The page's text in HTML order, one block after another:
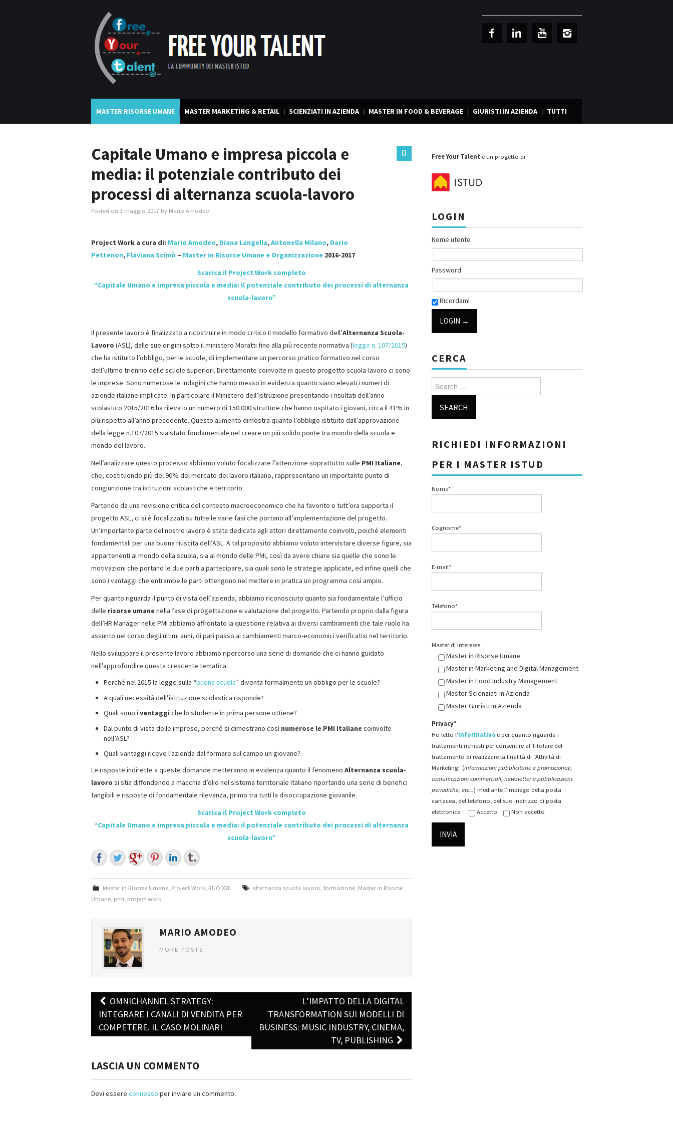
MASTER RISORSE UMANE MASTER MARKETING & RETAIL SCIENZIATI IN AZIENDA MASTER IN FOOD & BEVERAGE GIURISTI IN AZIENDA TUTTI
0
Capitale Umano e impresa piccola e
media: il potenziale contributo dei
processi di alternanza scuola-lavoro
Posted on 3 maggio 2017 by Mario Amodeo
Project Work a cura di: Mario Amodeo, Diana Langella,Antonella Milano, Dario
Pettenon, Flaviana Scimò – Master in Risorse Umane e Organizzazione 2016-2017
Scarica il Project Work completo
“Capitale Umano e impresa piccola e media: il potenziale contributo dei processi di alternanza
scuola-lavoro”
Il presente lavoro è finalizzato a ricostruire in modo critico il modello formativo dell’Alternanza Scuola-
Lavoro (ASL), dalle sue origini sotto il ministero Moratti fino alla più recente normativa (legge n. 107/2015)
che ha istituito l’obbligo, per le scuole, di implementare un percorso pratico formativo nel corso
dell’ultimo triennio delle scuole superiori. Direttamente coinvolte in questo progetto scuola-lavoro ci sono
le imprese. Sono numerose le indagini che hanno messo in evidenza quanto siano elevati i numeri di
aziende italiane implicate. In particolare il Ministero dell’Istruzione presentando i risultati dell’anno
scolastico 2015/2016 ha rilevato un numero di 150.000 strutture che hanno ospitato i giovani, circa il 41% in
più rispetto all’anno precedente. Questo aumento dimostra quanto l’obbligo istituito dall’approvazione
della legge n.107/2015 sia stato fondamentale nel creare un più solido ponte tra mondo della scuola e
mondo del lavoro.
Nell’analizzare questo processo abbiamo voluto focalizzare l’attenzione soprattutto sulle PMI Italiane,
che, costituendo più del 90% del mercato del lavoro italiano, rappresentano un importante punto di
congiunzione tra istituzioni scolastiche e territorio.
Partendo da una revisione critica del contesto macroeconomico che ha favorito e tutt’ora supporta il
progetto ASL, ci si è focalizzati su tutte le varie fasi che portano all’implementazione del progetto.
Un’importante parte del nostro lavoro è stata dedicata agli attori direttamente coinvolti, poiché elementi
fondamentali per una buona riuscita dell’ASL. A tal proposito abbiamo voluto intervistare diverse figure, sia
appartenenti al mondo della scuola, sia al mondo delle PMI, così da avere chiare sia quelle che sono le
motivazioni che portano le due parti a partecipare, sia quali sono le strategie applicate, ed infine quelli che
sono i vantaggi che entrambe le parti ottengono nel mettere in pratica un programma così ampio.
Per quanto riguarda il punto di vista dell’azienda, abbiamo riconosciuto quanto sia fondamentale l’ufficio
delle risorse umane nella fase di progettazione e valutazione del progetto. Partendo proprio dalla figura
dell’HR Manager nelle PMI abbiamo affrontato la questione relativa ai diversi cambiamenti che tale ruolo ha
assunto nel corso degli ultimi anni, di pari passo ai cambiamenti marco-economici verificatisi nel territorio.
Nello sviluppare il presente lavoro abbiamo ripercorso una serie di domande che ci hanno guidato
nell’approfondire questa crescente tematica:
Perché nel 2015 la legge sulla “buona scuola” diventa formalmente un obbligo per le scuole?
A quali necessità dell’istituzione scolastica risponde?
Quali sono i vantaggi che lo studente in prima persone ottiene?
Dal punto di vista delle imprese, perché si dimostrano così numerose le PMI Italiane coinvolte
nell’ASL?
Quali vantaggi riceve l’azienda dal formare sul campo un giovane?
Le risposte indirette a queste domande metteranno in evidenza quanto il fenomeno Alternanza scuola-
lavoro si stia diffondendo a macchia d’olio nel sistema territoriale Italiano riportando una serie di benefici
tangibili e risposte di fondamentale rilevanza, primo tra tutti la disoccupazione giovanile.
Scarica il Project Work completo
“Capitale Umano e impresa piccola e media: il potenziale contributo dei processi di alternanza
scuola-lavoro”
Master in Risorse Umane Project Work RUO XXII alternanza scuola lavoro ,formazione Master in Risorse
Umane pmi project work
MARIO AMODEO
MORE POSTS
Post navigation
OMNICHANNEL STRATEGY:
INTEGRARE I CANALI DI VENDITA PER
COMPETERE. IL CASO MOLINARI
L’IMPATTO DELLA DIGITAL
TRANSFORMATION SUI MODELLI DI
BUSINESS: MUSIC INDUSTRY, CINEMA,
TV, PUBLISHING
LASCIA UN COMMENTO
Devi essere connesso per inviare un commento.
Free Your Talent è un progetto di
LOGIN
Nome utente
Password
Ricordami
CERCA
Search for:
RICHIEDI INFORMAZIONI
PER I MASTER ISTUD
Nome*
Cognome*
E-mail*
Telefono*
Master di interesse:
Master in Risorse Umane
Master in Marketing and Digital Management
Master in Food Industry Management
Master Scienziati in Azienda
Master Giuristi in Azienda
Privacy*
Ho letto l'informativa e per quanto riguarda i
trattamenti richiesti per consentire al Titolare del
trattamento di realizzare la finalità di “Attività di
Marketing” (informazioni pubblicitarie e promozionali,
comunicazioni commerciali, newsletter e pubblicazioni
periodiche, etc...) mediante l’impiego della posta
cartacea, del telefono, del suo indirizzo di posta
elettronica
Accetto Non accetto